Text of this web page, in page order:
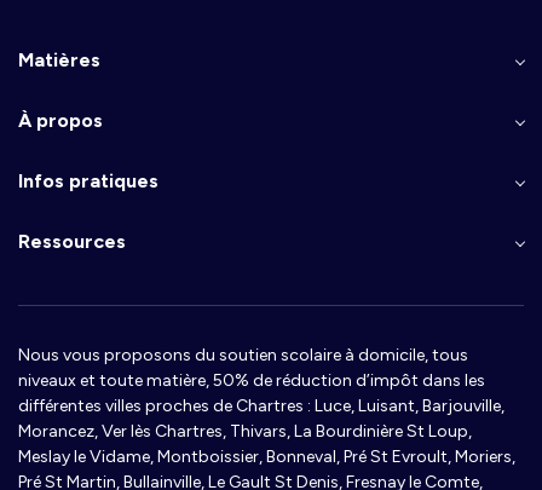
Matières
À propos
Infos pratiques
Ressources
Nous vous proposons du soutien scolaire à domicile, tous
niveaux et toute matière, 50% de réduction d’impôt dans les
différentes villes proches de Chartres : Luce, Luisant, Barjouville,
Morancez, Ver lès Chartres, Thivars, La Bourdinière St Loup,
Meslay le Vidame, Montboissier, Bonneval, Pré St Evroult, Moriers,
Pré St Martin, Bullainville, Le Gault St Denis, Fresnay le Comte,